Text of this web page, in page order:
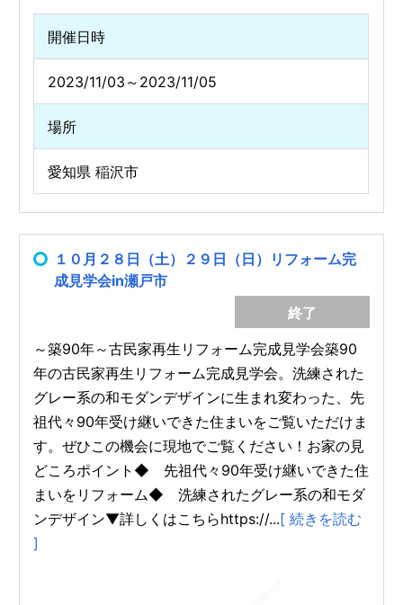
開催日時
2023/11/03～2023/11/05
場所
愛知県 稲沢市
１０月２８日（土）２９日（日）リフォーム完
成見学会in瀬戸市
終了
～築90年～古民家再生リフォーム完成見学会築90
年の古民家再生リフォーム完成見学会。洗練された
グレー系の和モダンデザインに生まれ変わった、先
祖代々90年受け継いできた住まいをご覧いただけま
す。ぜひこの機会に現地でご覧ください！お家の見
どころポイント◆ 先祖代々90年受け継いできた住
まいをリフォーム◆ 洗練されたグレー系の和モダ
ンデザイン▼詳しくはこちらhttps://...[ 続きを読む
]